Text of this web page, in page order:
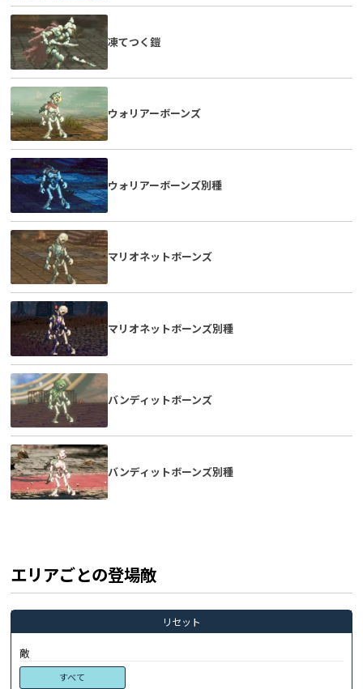
凍てつく鎧
ウォリアーボーンズ
ウォリアーボーンズ別種
マリオネットボーンズ
マリオネットボーンズ別種
バンディットボーンズ
バンディットボーンズ別種
エリアごとの登場敵
リセット
敵
すべて